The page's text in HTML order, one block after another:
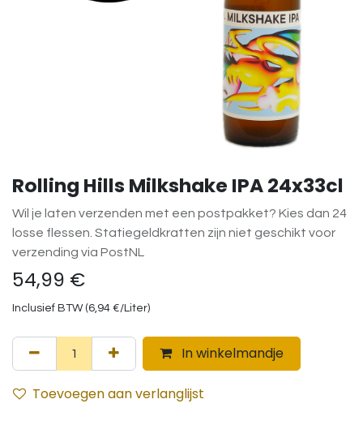
Rolling Hills Milkshake IPA 24x33cl
Wil je laten verzenden met een postpakket? Kies dan 24
losse flessen. Statiegeldkratten zijn niet geschikt voor
verzending via PostNL
54,99 €
Inclusief BTW (6,94 €/Liter)
In winkelmandje
Toevoegen aan verlanglijst